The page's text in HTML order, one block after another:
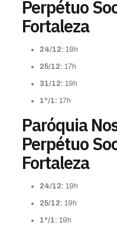
Perpétuo
Fortaleza
24/12: 19h
25/12: 17h
31/12: 19h
1°/1: 17h
Paróquia
Perpétuo
Fortaleza
24/12: 19h
25/12: 19h
1°/1: 19h